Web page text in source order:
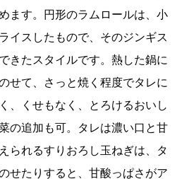
ます。円形のラムロールは、小
イスしたもので、そのジンギス
きたスタイルです。熱した鍋に
せて、さっと焼く程度でタレに
、くせもなく、とろけるおいし
の追加も可。タレは濃い口と甘
られるすりおろし玉ねぎは、タ
せたりすると、甘酸っぱさがア